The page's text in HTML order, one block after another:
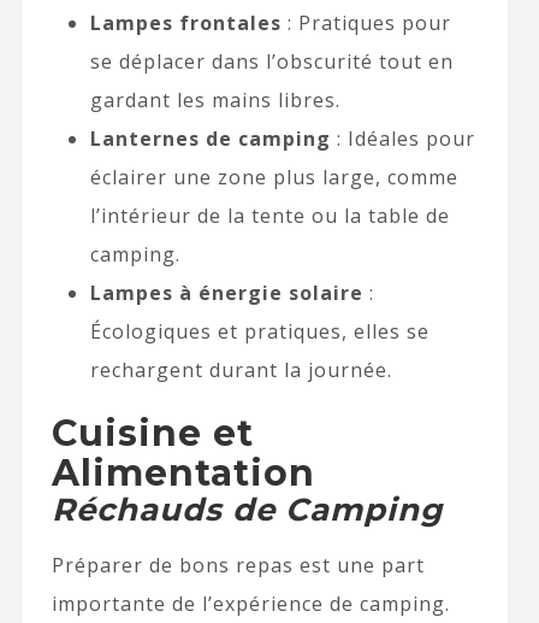
Lampes frontales : Pratiques pour
se déplacer dans l’obscurité tout en
gardant les mains libres.
Lanternes de camping : Idéales pour
éclairer une zone plus large, comme
l’intérieur de la tente ou la table de
camping.
Lampes à énergie solaire :
Écologiques et pratiques, elles se
rechargent durant la journée.
Cuisine et
Alimentation
Réchauds de Camping
Préparer de bons repas est une part
importante de l’expérience de camping.